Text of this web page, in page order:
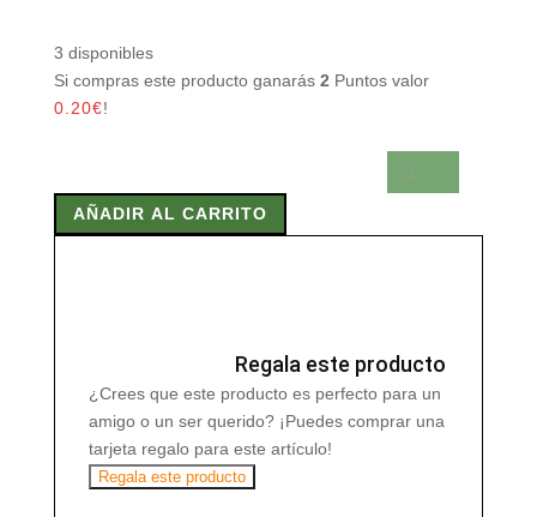
3 disponibles
Si compras este producto ganarás 2 Puntos valor
0.20€!
90
Comp
AÑADIR AL CARRITO
Regala este producto
¿Crees que este producto es perfecto para un
amigo o un ser querido? ¡Puedes comprar una
tarjeta regalo para este artículo!
Regala este producto